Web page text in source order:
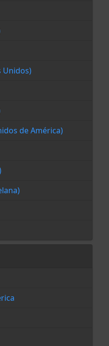
Unidos)
de América)